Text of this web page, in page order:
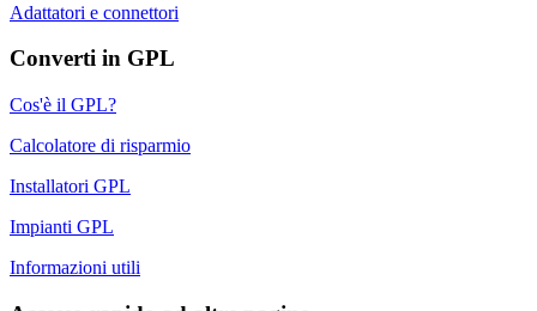
Adattatori e connettori
Converti in GPL
Cos'è il GPL?
Calcolatore di risparmio
Installatori GPL
Impianti GPL
Informazioni utili